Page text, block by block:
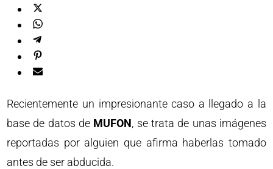
Recientemente un impresionante caso a llegado a la
base de datos de MUFON, se trata de unas imágenes
reportadas por alguien que afirma haberlas tomado
antes de ser abducida.